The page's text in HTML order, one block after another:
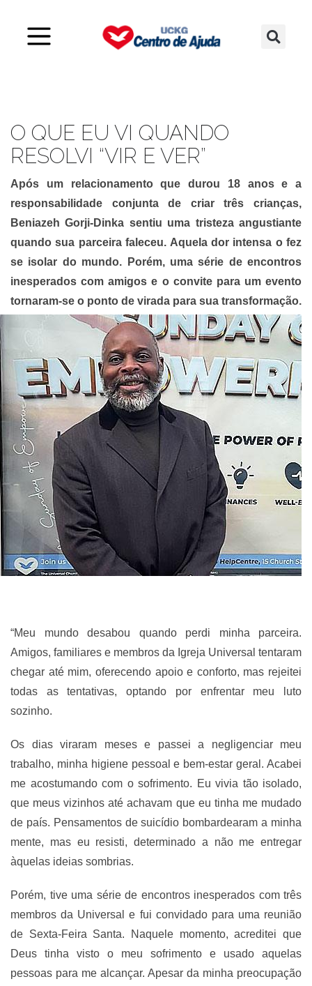
O QUE EU VI QUANDO
RESOLVI “VIR E VER”
Após um relacionamento que durou 18 anos e a
responsabilidade conjunta de criar três crianças,
Beniazeh Gorji-Dinka sentiu uma tristeza angustiante
quando sua parceira faleceu. Aquela dor intensa o fez
se isolar do mundo. Porém, uma série de encontros
inesperados com amigos e o convite para um evento
tornaram-se o ponto de virada para sua transformação.
“Meu mundo desabou quando perdi minha parceira.
Amigos, familiares e membros da Igreja Universal tentaram
chegar até mim, oferecendo apoio e conforto, mas rejeitei
todas as tentativas, optando por enfrentar meu luto
sozinho.
Os dias viraram meses e passei a negligenciar meu
trabalho, minha higiene pessoal e bem-estar geral. Acabei
me acostumando com o sofrimento. Eu vivia tão isolado,
que meus vizinhos até achavam que eu tinha me mudado
de país. Pensamentos de suicídio bombardearam a minha
mente, mas eu resisti, determinado a não me entregar
àquelas ideias sombrias.
Porém, tive uma série de encontros inesperados com três
membros da Universal e fui convidado para uma reunião
de Sexta-Feira Santa. Naquele momento, acreditei que
Deus tinha visto o meu sofrimento e usado aquelas
pessoas para me alcançar. Apesar da minha preocupação